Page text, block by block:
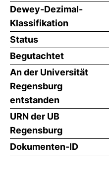
Dewey-Dezimal-
Klassifikation
Status
Begutachtet
An der Universität
Regensburg
entstanden
URN der UB
Regensburg
Dokumenten-ID